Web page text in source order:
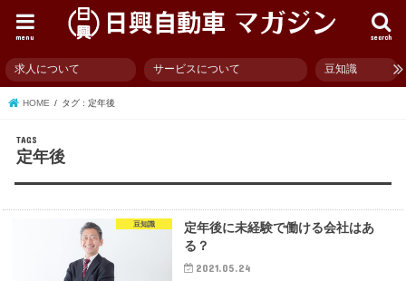
search
menu
求人について サービスについて 豆知識
HOME タグ : 定年後
定年後
豆知識
定年後に未経験で働ける会社はあ
る？
2021.05.24